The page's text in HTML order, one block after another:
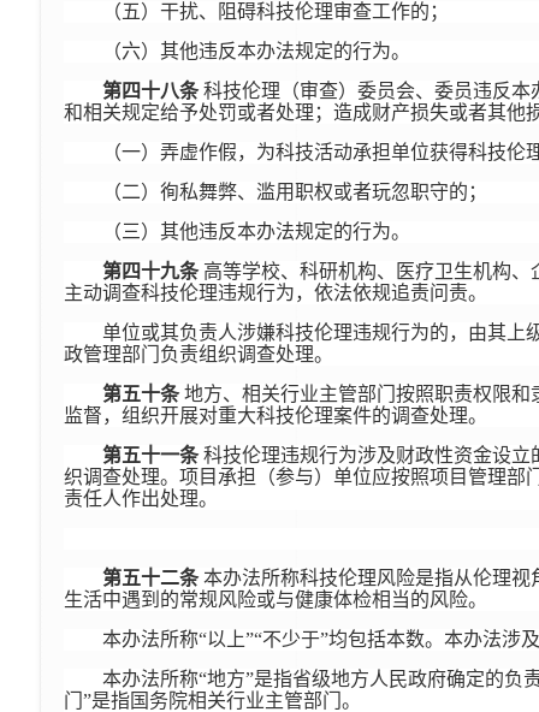
（五）干扰、阻碍科技伦理审查工作的；
（六）其他违反本办法规定的行为。
第四十八条科技伦理（审查）委员会、委员违反本
和相关规定给予处罚或者处理；造成财产损失或者其
（一）弄虚作假，为科技活动承担单位获得科技伦
（二）徇私舞弊、滥用职权或者玩忽职守的；
（三）其他违反本办法规定的行为。
第四十九条高等学校、科研机构、医疗卫生机构、
主动调查科技伦理违规行为，依法依规追责问责。
单位或其负责人涉嫌科技伦理违规行为的，由其
政管理部门负责组织调查处理。
第五十条地方、相关行业主管部门按照职责权限
监督，组织开展对重大科技伦理案件的调查处理。
第五十一条科技伦理违规行为涉及财政性资金设立
织调查处理。项目承担（参与）单位应按照项目管理
责任人作出处理。
第五十二条本办法所称科技伦理风险是指从伦理视
生活中遇到的常规风险或与健康体检相当的风险。
本办法所称“以上”“不少于”均包括本数。本办法涉
本办法所称“地方”是指省级地方人民政府确定的负
门”是指国务院相关行业主管部门。